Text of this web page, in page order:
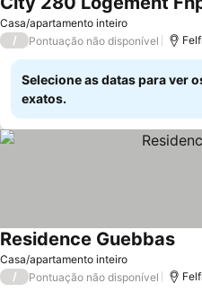
Casa/apartamento inteiro
/ Pontuação não disponível
Selecione as datas para ver
exatos.
Casa/apartamento inteiro
Residence Guebbas
/ Pontuação não disponível